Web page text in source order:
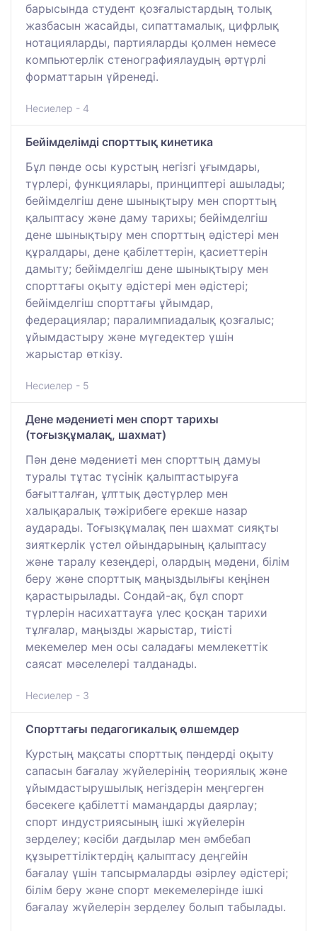
барысында студент қозғалыстардың толық
жазбасын жасайды, сипаттамалық, цифрлық
нотацияларды, партияларды қолмен немесе
компьютерлік стенографиялаудың әртүрлі
форматтарын үйренеді.
Несиелер - 4
Бейімделімді спорттық кинетика
Бұл пәнде осы курстың негізгі ұғымдары,
түрлері, функциялары, принциптері ашылады;
бейімделгіш дене шынықтыру мен спорттың
қалыптасу және даму тарихы; бейімделгіш
дене шынықтыру мен спорттың әдістері мен
құралдары, дене қабілеттерін, қасиеттерін
дамыту; бейімделгіш дене шынықтыру мен
спорттағы оқыту әдістері мен әдістері;
бейімделгіш спорттағы ұйымдар,
федерациялар; паралимпиадалық қозғалыс;
ұйымдастыру және мүгедектер үшін
жарыстар өткізу.
Несиелер - 5
Дене мәдениеті мен спорт тарихы
(тоғызқұмалақ, шахмат)
Пән дене мәдениеті мен спорттың дамуы
туралы тұтас түсінік қалыптастыруға
бағытталған, ұлттық дәстүрлер мен
халықаралық тәжірибеге ерекше назар
аударады. Тоғызқұмалақ пен шахмат сияқты
зияткерлік үстел ойындарының қалыптасу
және таралу кезеңдері, олардың мәдени, білім
беру және спорттық маңыздылығы кеңінен
қарастырылады. Сондай-ақ, бұл спорт
түрлерін насихаттауға үлес қосқан тарихи
тұлғалар, маңызды жарыстар, тиісті
мекемелер мен осы саладағы мемлекеттік
саясат мәселелері талданады.
Несиелер - 3
Спорттағы педагогикалық өлшемдер
Курстың мақсаты спорттық пәндерді оқыту
сапасын бағалау жүйелерінің теориялық және
ұйымдастырушылық негіздерін меңгерген
бәсекеге қабілетті мамандарды даярлау;
спорт индустриясының ішкі жүйелерін
зерделеу; кәсіби дағдылар мен әмбебап
құзыреттіліктердің қалыптасу деңгейін
бағалау үшін тапсырмаларды әзірлеу әдістері;
білім беру және спорт мекемелерінде ішкі
бағалау жүйелерін зерделеу болып табылады.